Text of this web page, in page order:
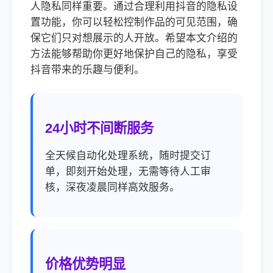
人隐私同样重要。通过合理利用抖音的隐私设
置功能，你可以轻松控制作品的可见范围，确
保它们只对想展示的人开放。希望本文介绍的
方法能够帮助你更好地保护自己的隐私，享受
抖音带来的乐趣与便利。
24小时不间断服务
全天候自动化处理系统，随时提交订
单，即刻开始处理，无需等待人工审
核，深夜凌晨同样高效服务。
价格优势明显